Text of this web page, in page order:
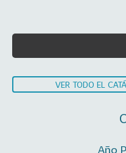
VER TODO EL
Año